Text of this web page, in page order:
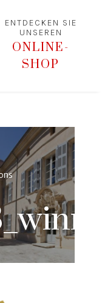
ENTDECKEN SIE
UNSEREN
ONLINE-
SHOP